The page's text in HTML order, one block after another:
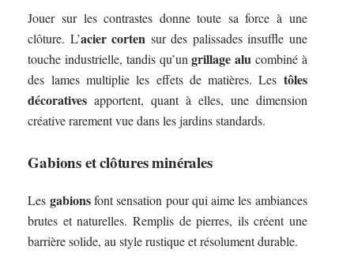
Jouer sur les contrastes donne toute sa force à une
clôture. L’acier corten sur des palissades insuffle une
touche industrielle, tandis qu’ungrillage alu combiné à
des lames multiplie les effets de matières. Les tôles
décoratives apportent, quant à elles, une dimension
créative rarement vue dans les jardins standards.
Gabions et clôtures minérales
Les gabionsfont sensation pour qui aime les ambiances
brutes et naturelles. Remplis de pierres, ils créent une
barrière solide, au style rustique et résolument durable.